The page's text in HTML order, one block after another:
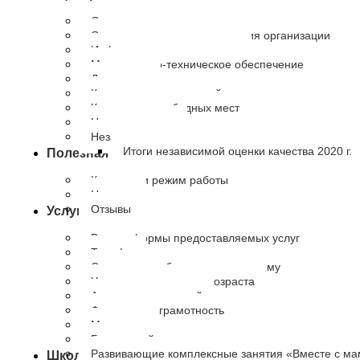
Основные сведения
Структура и органы управления организации
Информация о сотрудниках
Материально-техническое обеспечение
Документы
Количество получателей
Количество свободных мест
Наши партнеры
Независимая оценка качества
Итоги независимой оценки качества 2020 г.
Полезная информация
Контакты и режим работы
Новости
Отзывы
Услуги
Виды и формы предоставляемых услуг
Тарифы
Социальное обслуживание на дому
Университет третьего возраста
Академия родителей
Финансовая грамотность
Медиация
Буду мамой
Развивающие комплексные занятия «Вместе с
Школа приемных родителей